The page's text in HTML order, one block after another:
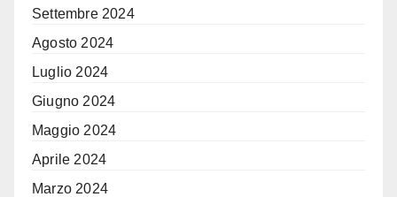
Settembre 2024
Agosto 2024
Luglio 2024
Giugno 2024
Maggio 2024
Aprile 2024
Marzo 2024